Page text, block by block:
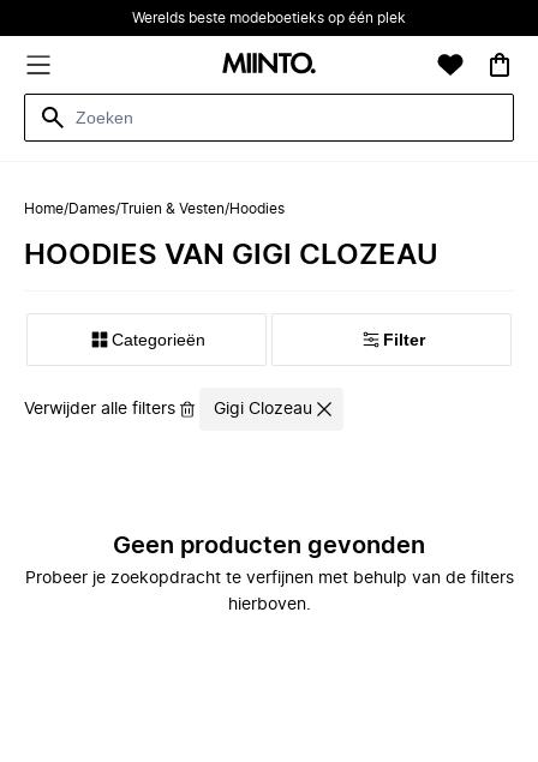
Werelds beste modeboetieks op één plek
Home/Dames/Truien & Vesten/Hoodies
HOODIES VAN GIGI CLOZEAU
Categorieën Filter
Verwijder alle filters Gigi Clozeau
Geen producten gevonden
Probeer je zoekopdracht te verfijnen met behulp van de filters
hierboven.